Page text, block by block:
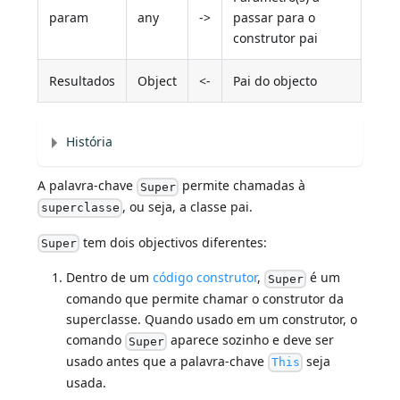
param any ->
passar para o
construtor pai
Resultados Object <- Pai do objecto
História
A palavra-chave Super permite chamadas à
superclasse , ou seja, a classe pai.
Super tem dois objectivos diferentes:
Dentro de umcódigo construtor, Super é um
comando que permite chamar o construtor da
superclasse. Quando usado em um construtor, o
comando Super aparece sozinho e deve ser
usado antes que a palavra-chave This seja
usada.